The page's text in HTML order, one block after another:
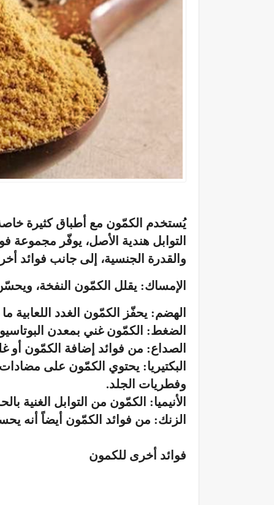
يُستخدم الكمّون مع أطباق كثيرة
التوابل هندية الأصل، يوفّر مجموعة
والقدرة الجنسية، إلى جانب فوائد
الإمساك: يقلل الكمّون النفخة،
الهضم: يحفّز الكمّون الغدد اللعابية
الضغط: الكمّون غني بمعدن
الصداع: من فوائد إضافة الكمّون أو
البكتيريا: يحتوي الكمّون على
وفطريات الجلد.
الأنيميا: الكمّون من التوابل الغنية
الزنك: من فوائد الكمّون أيضاً أنه
فوائد أخرى للكمون